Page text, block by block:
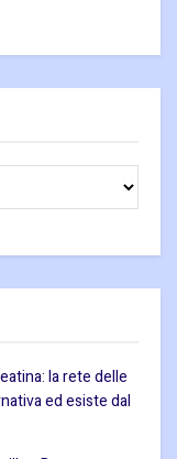
la rete delle
ed esiste dal